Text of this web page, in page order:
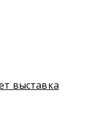
выставка